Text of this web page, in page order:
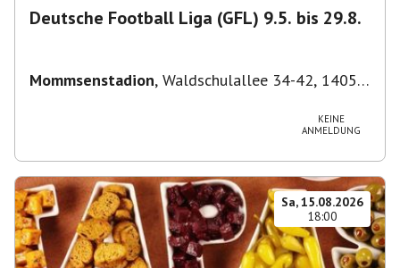
Deutsche Football Liga (GFL) 9.5. bis 29.8.
Mommsenstadion, Waldschulallee 34-42, 14055
KEINE
ANMELDUNG
Sa, 15.08.2026
18:00